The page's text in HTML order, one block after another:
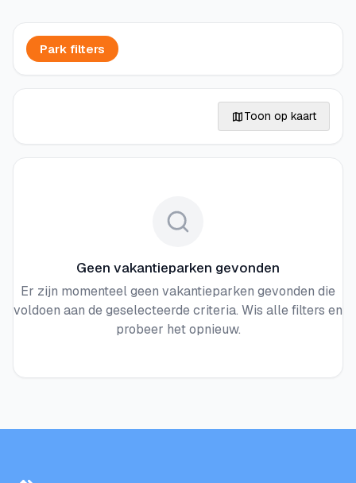
Park filters
Toon op kaart
Geen vakantieparken gevonden
Er zijn momenteel geen vakantieparken gevonden die
voldoen aan de geselecteerde criteria. Wis alle filters en
probeer het opnieuw.